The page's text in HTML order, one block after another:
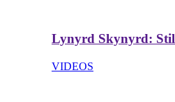
Lynyrd Skynyrd:
VIDEOS